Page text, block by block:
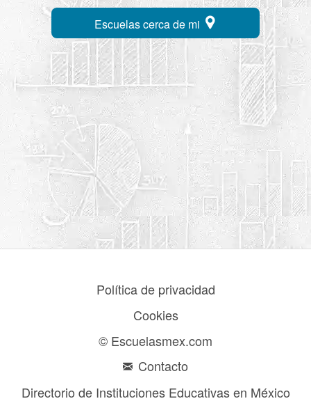
Escuelas cerca de mi
Política de privacidad
Cookies
© Escuelasmex.com
Contacto
Directorio de Instituciones Educativas en México